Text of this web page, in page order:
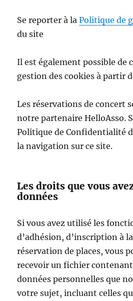
Se reporter à laPolitique de
du site
Il est également possible de
gestion des cookies à partir
Les réservations de concert
notre partenaire HelloAsso.
Politique de Confidentialité
la navigation sur ce site.
Les droits que vous
données
Si vous avez utilisé les
d’adhésion, d’inscription à
réservation de places, vous
recevoir un fichier
données personnelles que
votre sujet, incluant celles